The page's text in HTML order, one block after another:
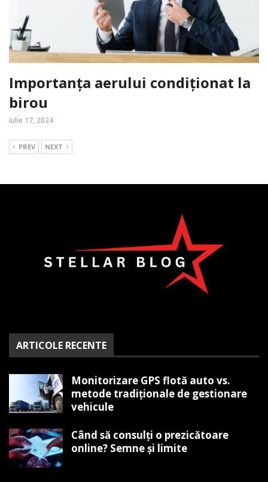
Importanța aerului condiționat la
birou
iulie 17, 2024
PREV NEXT
ARTICOLE RECENTE
Monitorizare GPS flotă auto vs.
metode tradiționale de gestionare
vehicule
Când să consulți o prezicătoare
online? Semne și limite